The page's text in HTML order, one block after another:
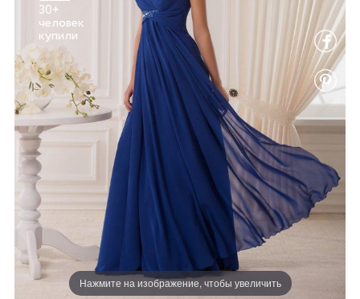
Нажмите на изображение, чтобы увеличить
30+
человек